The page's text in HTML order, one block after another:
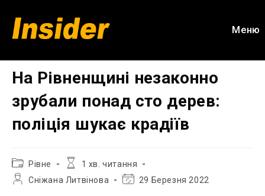
вмісту
Меню
На Рівненщині незаконно
зрубали понад сто дерев:
поліція шукає крадіїв
Категорія
запису:
Рівне
Час
1 хв. читання
АвторСніжана Литвінова
Остання29 Березня 2022